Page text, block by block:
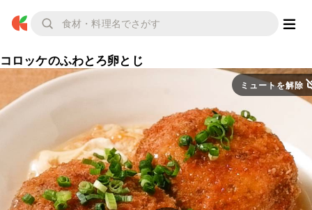
コロッケのふわとろ卵とじ
ミュートを解除